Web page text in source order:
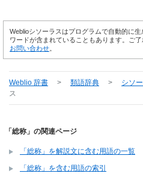
Weblioシソーラスはプログラムで自動的に
ワードが含まれていることもあります。ご了
お問い合わせ
Weblio 辞書 > 類語辞典 > シソ
ス
「総称」の関連ページ
「総称」を解説文に含む用語の一覧
「総称」を含む用語の索引